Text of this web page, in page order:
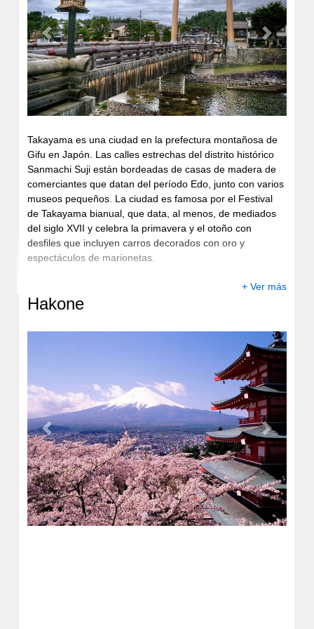
los turistas: los Templos Kinkakuji y Ryoanji. El reluciente
Kinkakuji, llamado el Pabellón de Oro, ofrece un notable
contraste con el jardín Ryoanji, cuyo jardín de piedras,
formado por rocas y arena blanca, encarna la más pura
simplicidad.
Previous Next
Takayama es una ciudad en la prefectura montañosa de
Gifu en Japón. Las calles estrechas del distrito histórico
Sanmachi Suji están bordeadas de casas de madera de
comerciantes que datan del período Edo, junto con varios
museos pequeños. La ciudad es famosa por el Festival
de Takayama bianual, que data, al menos, de mediados
del siglo XVII y celebra la primavera y el otoño con
desfiles que incluyen carros decorados con oro y
espectáculos de marionetas.
+ Ver más
Hakone
Previous Next